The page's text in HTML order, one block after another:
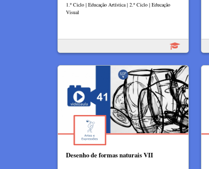
1.º Ciclo | Educação Artística | 2.º Ciclo | Educação
Visual
Desenho de formas naturais VII